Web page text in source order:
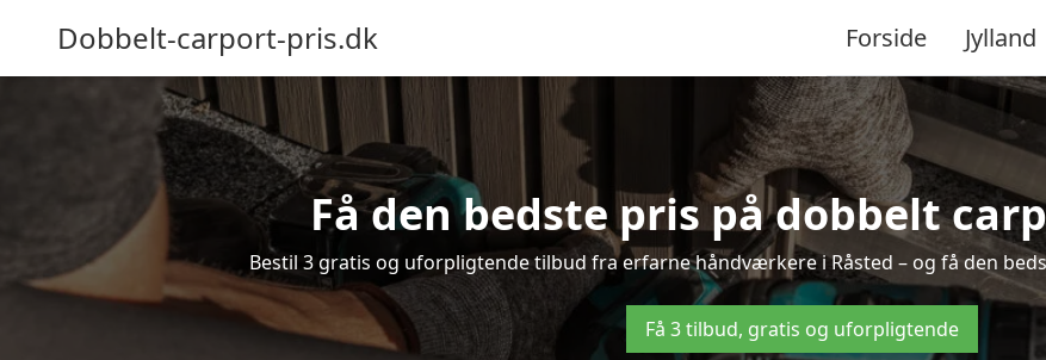
Dobbelt-carport-pris.dk Forside Jylland
Få den bedste pris på dobbelt
Bestil 3 gratis og uforpligtende tilbud fra erfarne håndværkere i Råsted – og få den
Få 3 tilbud, gratis og uforpligtende